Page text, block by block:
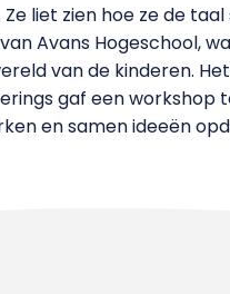
liet zien hoe ze de
Avans Hogeschool,
van de kinderen.
gaf een workshop
en samen ideeën